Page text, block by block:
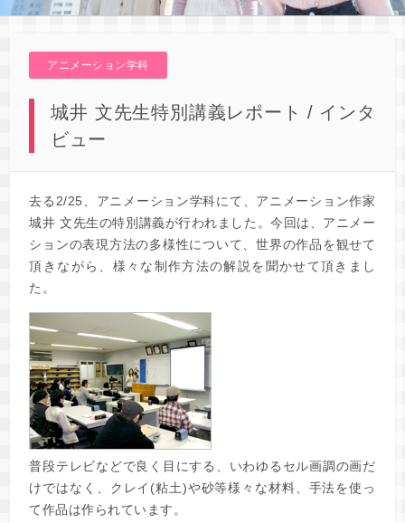
アニメーション学科
城井 文先生特別講義レポート / インタ
ビュー
去る2/25、アニメーション学科にて、アニメーション作家
城井 文先生の特別講義が行われました。今回は、アニメー
ションの表現方法の多様性について、世界の作品を観せて
頂きながら、様々な制作方法の解説を聞かせて頂きまし
た。
普段テレビなどで良く目にする、いわゆるセル画調の画だ
けではなく、クレイ(粘土)や砂等様々な材料、手法を使っ
て作品は作られています。